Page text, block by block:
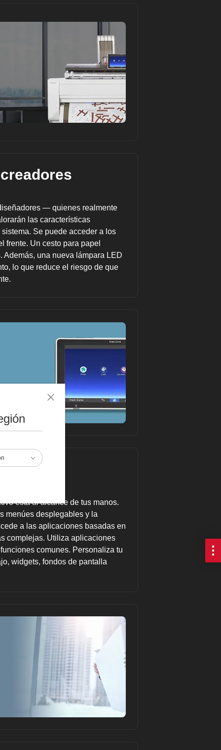
— quienes realmente
las características
Se puede acceder a los
frente. Un cesto para papel
una nueva lámpara LED
lo que reduce el riesgo de que
está al alcance de tus manos.
menúes desplegables y la
a las aplicaciones basadas en
complejas. Utiliza aplicaciones
comunes. Personaliza tu
widgets, fondos de pantalla